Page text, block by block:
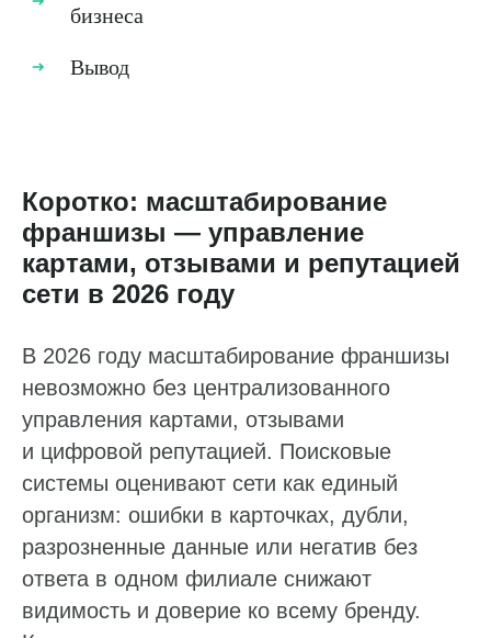
бизнеса
Вывод
Коротко: масштабирование
франшизы — управление
картами, отзывами и репутацией
сети в 2026 году
В 2026 году масштабирование франшизы
невозможно без централизованного
управления картами, отзывами
и цифровой репутацией. Поисковые
системы оценивают сети как единый
организм: ошибки в карточках, дубли,
разрозненные данные или негатив без
ответа в одном филиале снижают
видимость и доверие ко всему бренду.